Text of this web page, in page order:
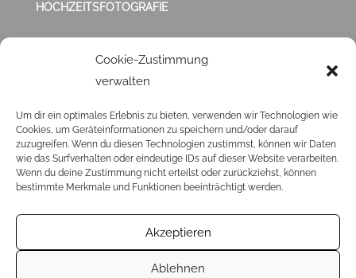
Cookie-Zustimmung
verwalten
Um dir ein optimales Erlebnis zu bieten, verwenden wir Technologien wie
Cookies, um Geräteinformationen zu speichern und/oder darauf
zuzugreifen. Wenn du diesen Technologien zustimmst, können wir Daten
wie das Surfverhalten oder eindeutige IDs auf dieser Website verarbeiten.
Wenn du deine Zustimmung nicht erteilst oder zurückziehst, können
bestimmte Merkmale und Funktionen beeinträchtigt werden.
Akzeptieren
Ablehnen
HOCHZEITSFOTOGRAFIE
ZUFRIEDEN MIT
MIR?
Klick ❤️HIER❤️ und hinterlasse mir eineGOOGLE
BEWERTUNG. Ich veröffentliche sie dann auch hier in
den Testimonials.